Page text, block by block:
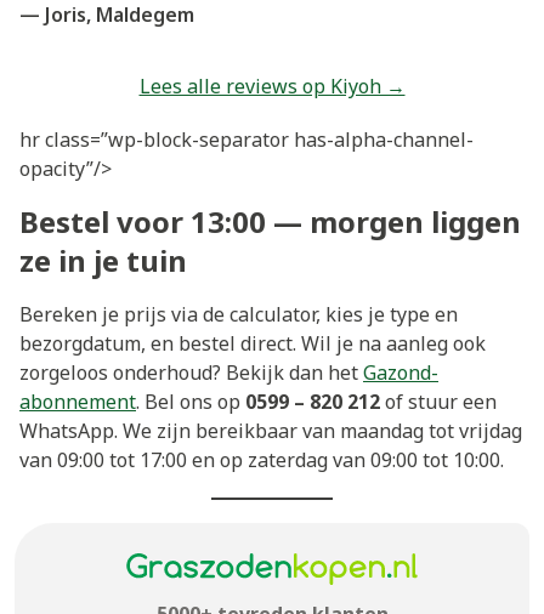
— Joris, Maldegem
Lees alle reviews op Kiyoh →
hr class=”wp-block-separator has-alpha-channel-
opacity”/>
Bestel voor 13:00 — morgen liggen
ze in je tuin
Bereken je prijs via de calculator, kies je type en
bezorgdatum, en bestel direct. Wil je na aanleg ook
zorgeloos onderhoud? Bekijk dan hetGazond-
abonnement. Bel ons op 0599 – 820 212of stuur een
WhatsApp. We zijn bereikbaar van maandag tot vrijdag
van 09:00 tot 17:00 en op zaterdag van 09:00 tot 10:00.